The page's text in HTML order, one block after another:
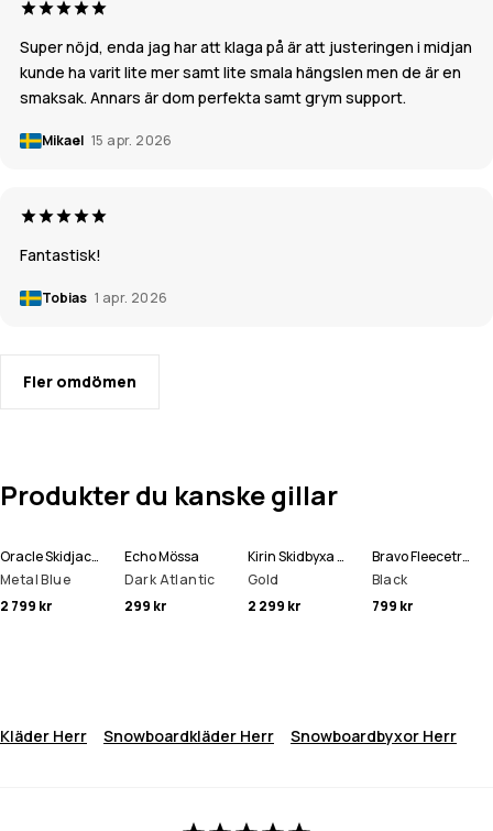
Super nöjd, enda jag har att klaga på är att justeringen i midjan
kunde ha varit lite mer samt lite smala hängslen men de är en
smaksak. Annars är dom perfekta samt grym support.
Mikael 15 apr. 2026
Fantastisk!
Tobias 1 apr. 2026
Fler omdömen
Produkter du kanske gillar
Oracle Skidjacka Man
Metal Blue
2 799 kr
Echo Mössa
Dark Atlantic
299 kr
Kirin Skidbyxa Man
Gold
2 299 kr
Bravo Fleecetröja Man
Black
799 kr
Kläder Herr Snowboardkläder Herr Snowboardbyxor Herr